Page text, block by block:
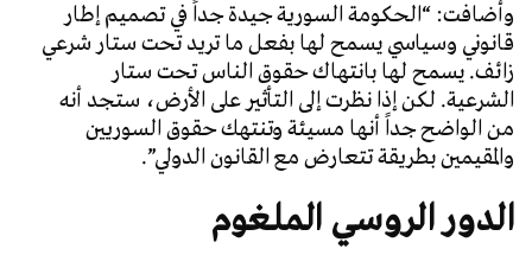
وأضافت: “الحكومة السورية جيدة جداً في تصميم إطار
قانوني وسياسي يسمح لها بفعل ما تريد تحت ستار شرعي
زائف. يسمح لها بانتهاك حقوق الناس تحت ستار
الشرعية. لكن إذا نظرت إلى التأثير على الأرض، ستجد أنه
من الواضح جداً أنها مسيئة وتنتهك حقوق السوريين
والمقيمين بطريقة تتعارض مع القانون الدولي”.
الدور الروسي الملغوم